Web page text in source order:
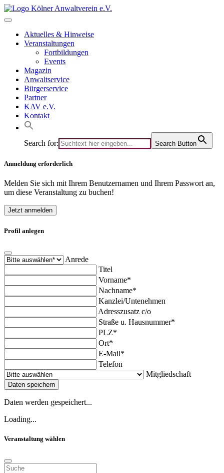
Skip
to
Aktuelles & Hinweise
Veranstaltungen
Fortbildungen
Events
Magazin
Anwaltservice
Bürgerservice
Partner
KAV e.V.
Kontakt
Search for: Search Button
Anmeldung erforderlich
Melden Sie sich mit Ihrem Benutzernamen und Ihrem Passwort an,
um diese Veranstaltung zu buchen!
Jetzt anmelden
Profil anlegen
Anrede
Titel
Vorname*
Nachname*
Kanzlei/Untenehmen
Adresszusatz c/o
Straße u. Hausnummer*
PLZ*
Ort*
E-Mail*
Telefon
Mitgliedschaft
Daten speichern
Daten werden gespeichert...
Loading...
Veranstaltung wählen